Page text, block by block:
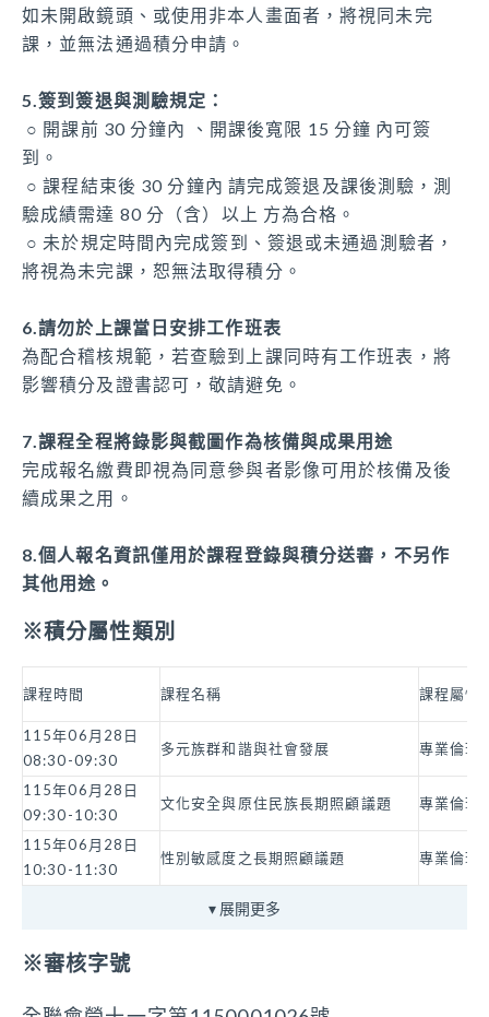
上課時段
如未開啟鏡頭、或使用非本人畫面者，將視同未完
課，並無法通過積分申請。
5.簽到簽退與測驗規定：
○ 開課前 30 分鐘內 、開課後寬限 15 分鐘 內可簽
到。
○ 課程結束後 30 分鐘內 請完成簽退及課後測驗，測
驗成績需達 80 分（含）以上 方為合格。
○ 未於規定時間內完成簽到、簽退或未通過測驗者，
將視為未完課，恕無法取得積分。
6.請勿於上課當日安排工作班表
為配合稽核規範，若查驗到上課同時有工作班表，將
影響積分及證書認可，敬請避免。
7.課程全程將錄影與截圖作為核備與成果用途
完成報名繳費即視為同意參與者影像可用於核備及後
續成果之用。
8.個人報名資訊僅用於課程登錄與積分送審，不另作
其他用途。
※積分屬性類別
課程時間 課程名稱 課程屬性
115年06月28日
08:30-09:30
多元族群和諧與社會發展 專業倫理
115年06月28日
09:30-10:30
文化安全與原住民族長期照顧議題 專業倫理
115年06月28日
10:30-11:30
性別敏感度之長期照顧議題 專業倫理
▾ 展開更多
※審核字號